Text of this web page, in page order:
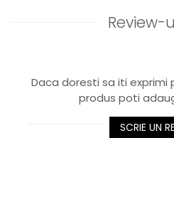
Review-
Daca doresti sa iti
produs poti
SCRIE UN